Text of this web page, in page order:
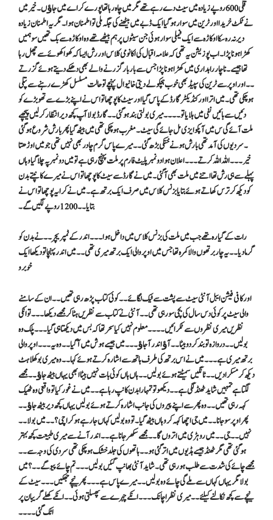
قلی 600روپے زیادہ میں سیٹ دے رہے تھے مگر میں چاہ رہا تھا پورے کراے میں جاﺅں۔خیر میں
نے ٹکٹ خریدا اور ٹرین میں سوار ہو گیا ایک ڈبے میں بیٹھنے کی جگہ ملی تو اطمنان ہو ا۔مگر یہ اطمنان زیادہ
دیر نہ رہ سکا اوکاڑہ سے ایک فیملی سوار ہوئی جن سیٹوں پر ہم بیٹھے تھے وہ اوکاڑہ سے بک تھیں سو ہمیں
کھڑا ہونا پڑا ۔اب پوزیشن یہ تھی کہ علامہ اقبال کی اکانومی کلاس اور رش ایسا کہ کھوا کھوئے سے چھل رہا
تھا جیسے ۔نا چار راہداری میں کھڑا ہونا پڑا جس سے بار بار گزرنے والے بھی دھکے دیتے ہوئے گزرتے
۔۔اور اوپر سے ٹرین کی سپیڈ بھی خوب ہچکولے دیتی خانیوال پہنچے تو حالت مسلسل کھڑے رہنے سے پتلی
ہو چکی تھی ۔میں اترا اور کنڈیکٹر گارڈ کے پاس گیا اور سیٹ کا پوچھا تو اس نے اپنے بڑے سے تھوبڑے کو
دئیں سے بائیں نفی میں ہلایا تو ۔۔۔۔میری بولتی بند ہو گئی ۔۔گارڈ بولا آپ کچھ دیر انتظار کر لیں پیچھے
ملت آئے گی س میں آپکو ایزی مل جائے گی سیٹ ۔مغرب ہو چکی تھی میں بیٹھ گیا پھر بارش شروع ہو گئی
۔سردیوں کی آمد تھی بارش ہونے خنکی بڑھ گئی ۔۔میرے پاس گرم چادر بھی نہیں تھی جو میں اوڑھتا
خیر ۔۔۔اللہ اللہ کرتے ۔۔۔اعلان ہوا دو نمبر پلیٹ فارم پر ملت پہنچ رہی ہے تو میں دو نمبر پہ چلا گیا وہاں
پہلے سے ہی رش تھا اتنے میں ملت بھی آگئی ۔میں نے گارڈ سے سیٹ کا پوچھا تو اس نے میرے کانپتے بدن
کو دیکھ کر ترس کھاتے ہوئے بتایا بزنس کلاس میں صرف ایک برتھ ہے ۔میں نے کرایہ پوچھا تو اس نے
بتایا ۔۔1200روپے لگیں گے ۔
رات کے گیارہ تھے جب میں ملت کی بزنس کلاس میں داخل ہوا ۔۔۔اندر کے ٹمپریچر ۔۔نے بدن کو
گرما دیا ۔۔یہ چار برتھوں والا کمرہ تھا جس میں اوپر والی ایک برتھ میری تھی ۔۔میں اندر پہنچا تو دیکھا ایک
خوبرو
اور کافی فیشن ایبل آنٹی سیٹ سے پشت سے ٹیک لگائے ۔۔کوئی کتاب پڑھ رہی تھیں ۔۔ان کے سامنے
والی سیٹ پر کوئی دس سال کی بچی سو رہی تھی ۔۔آنٹی نے کتاب سے نظریں ہٹا کر مجھے دیکھا ۔۔۔تو انکی
نظریں میری نظروں سے ٹکرائیں ۔۔۔۔ معلوم نہیں کیا سحر تھا کہ بس میں دیکھتا ہی گیا ۔۔۔پلک وہ
بولیں ۔۔دروازہ تو بند کر دو بیٹا ۔۔آﺅ اندر آجاﺅ ۔۔۔میں جیسے ہوش میں آگیا ۔۔وہ یہ ۔۔۔اوپر والی
برتھ میری ہے ۔۔۔میں نے اس برتھ کی طرف ہاتھ سے اشارہ کرتے ہوئے کہا ۔۔وہ میری بوکھلاہٹ
دیکھ کر مسکرادیں ۔۔ ٹانگیں سمیٹتے ہوئے بولیں ۔۔ہاں ہاں کوئی بات نہیں بیٹا ابھی یہاں بیٹھ جاﺅ ۔۔مجھے
لگتا ہے تمہیں شاید ٹھنڈ لگی ہے ۔۔دیکھو تو تمہارا بدن کانپ رہا ہے ۔۔میں نے غور کیا تو واقعی وہ ٹھیک
کہہ رہی تھیں ۔۔وہ پھر سے اپنے پیروں کی جانب اشارہ کرتے ہوئے بولیں یہاں کچھ دیر بیٹھ جاﺅ ۔۔
پھر اوپر سو جانا ۔۔میں جی اچھا کہہ کر وہاں بیٹھ گیا۔ تو وہ بولیں کہاں جارہے ہو کراچی ؟ ۔۔میں بولا ۔۔
نہیں ۔۔جی ۔۔میں روہڑی میں اتروں گا ۔۔ مجھے سکھر جانا ہے ۔۔اندر آنے سے میری طبیعت کچھ بہتر
ہو گئی تھی مگر ٹھنڈ جیسے ہڈیوں میں اتر گئی ہو ۔۔ہاتھوں کی جلد خشک ہو چکی تھی سردی کی وجہ سے ۔۔
مجھے چائے کی شدت سے طلب ہو رہی تھی ۔شاید آنٹی بھانپ گئیں بولیں ۔۔۔تم چائے پیو گے ۔۔؟ میں
بولا مگر یہاں کہاں سے ملے گی چائے وہ بولیں ۔۔میرے پاس ہے ۔۔۔پھر نیچے جھکیں ۔۔۔سیٹ کے
نیچے سے کچھ نکالنے کیلئے ۔۔میری نظر اچانک ۔۔۔ انکے چہرے سے پھسلتی ہوئی ۔۔انکے کھلے گریبان پر
اٹک گئی ۔۔۔۔